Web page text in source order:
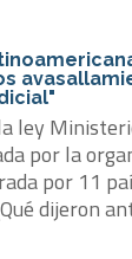
ley
por la
por 11
dijeron